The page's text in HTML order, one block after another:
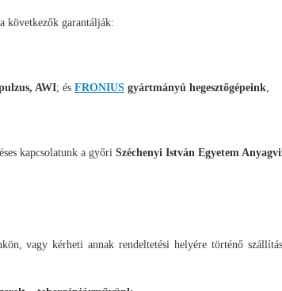
következők garantálják:
AWI; és FRONIUS gyártmányú hegesztőgépeink,
kapcsolatunk a győri Széchenyi István Egyetem
vagy kérheti annak rendeltetési helyére történő